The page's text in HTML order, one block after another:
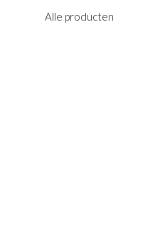
Alle producten